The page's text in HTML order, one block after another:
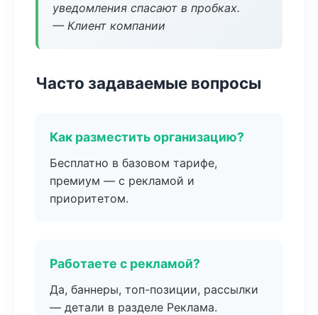
уведомления спасают в пробках.
— Клиент компании
Часто задаваемые вопросы
Как разместить организацию?
Бесплатно в базовом тарифе,
премиум — с рекламой и
приоритетом.
Работаете с рекламой?
Да, баннеры, топ-позиции, рассылки
— детали в разделе Реклама.